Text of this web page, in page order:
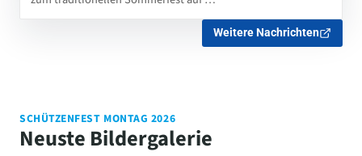
Weitere Nachrichten
SCHÜTZENFEST MONTAG 2026
Neuste Bildergalerie